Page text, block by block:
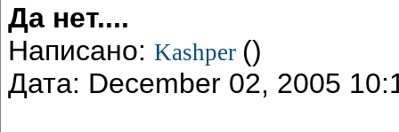
Да нет....
Написано: Kashper ()
Дата: December 02, 2005